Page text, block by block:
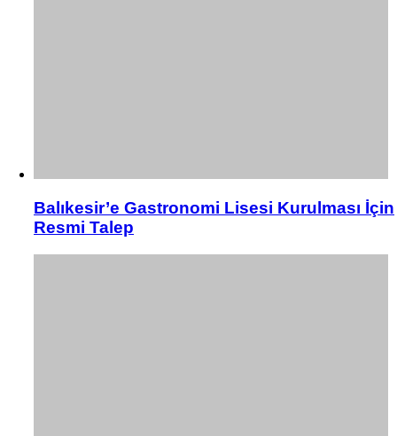
Balıkesir’e Gastronomi Lisesi Kurulması İçin
Resmi Talep